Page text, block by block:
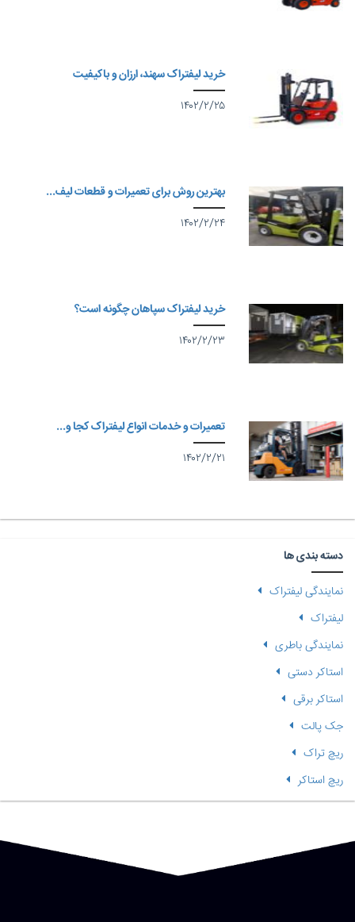
خرید لیفتراک سهند، ارزان و باکیفیت
۱۴۰۲/۲/۲۵
بهترین روش برای تعمیرات و قطعات لیف...
۱۴۰۲/۲/۲۴
خرید لیفتراک سپاهان چگونه است؟
۱۴۰۲/۲/۲۳
تعمیرات و خدمات انواع لیفتراک کجا و...
۱۴۰۲/۲/۲۱
دسته بندی ها
نمایندگی لیفتراک
لیفتراک
نمایندگی باطری
استاکر دستی
استاکر برقی
جک پالت
ریچ تراک
ریچ استاکر